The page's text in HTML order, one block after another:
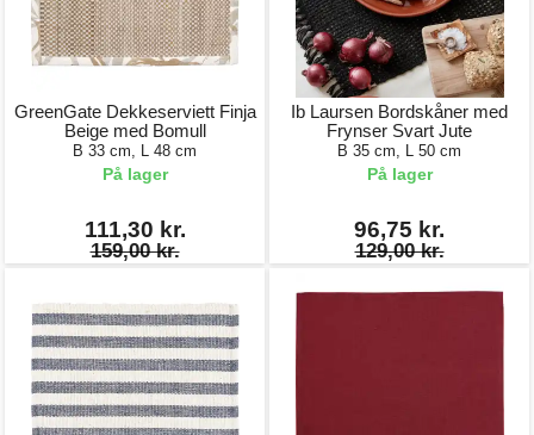
GreenGate Dekkeserviett Finja
Beige med Bomull
B 33 cm, L 48 cm
På lager
111,30 kr.
159,00 kr.
Ib Laursen Bordskåner med
Frynser Svart Jute
B 35 cm, L 50 cm
På lager
96,75 kr.
129,00 kr.